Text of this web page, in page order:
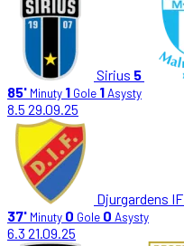
Sirius 5
85' Minuty 1 Gole 1Asysty
8.5 29.09.25
Djurgardens IF
37' Minuty 0 Gole 0 Asysty
6.3 21.09.25